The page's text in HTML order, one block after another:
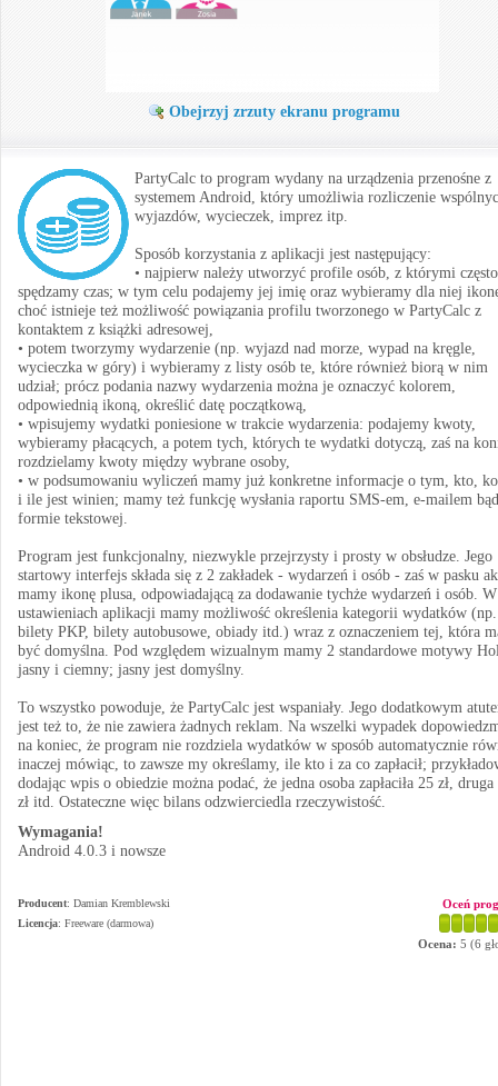
Obejrzyj zrzuty ekranu programu
PartyCalc to program wydany na urządzenia przenośne z
systemem Android, który umożliwia rozliczenie
wyjazdów, wycieczek, imprez itp.
Sposób korzystania z aplikacji jest następujący:
• najpierw należy utworzyć profile osób, z którymi często
spędzamy czas; w tym celu podajemy jej imię oraz wybieramy dla niej
choć istnieje też możliwość powiązania profilu tworzonego w PartyCalc z
kontaktem z książki adresowej,
• potem tworzymy wydarzenie (np. wyjazd nad morze, wypad na kręgle,
wycieczka w góry) i wybieramy z listy osób te, które również biorą w nim
udział; prócz podania nazwy wydarzenia można je oznaczyć kolorem,
odpowiednią ikoną, określić datę początkową,
• wpisujemy wydatki poniesione w trakcie wydarzenia: podajemy kwoty,
wybieramy płacących, a potem tych, których te wydatki dotyczą, zaś na
rozdzielamy kwoty między wybrane osoby,
• w podsumowaniu wyliczeń mamy już konkretne informacje o tym, kto,
i ile jest winien; mamy też funkcję wysłania raportu SMS-em, e-mailem
formie tekstowej.
Program jest funkcjonalny, niezwykle przejrzysty i prosty w obsłudze. Jego
startowy interfejs składa się z 2 zakładek - wydarzeń i osób - zaś w pasku
mamy ikonę plusa, odpowiadającą za dodawanie tychże wydarzeń i osób. W
ustawieniach aplikacji mamy możliwość określenia kategorii wydatków (np.
bilety PKP, bilety autobusowe, obiady itd.) wraz z oznaczeniem tej, która
być domyślna. Pod względem wizualnym mamy 2 standardowe motywy
jasny i ciemny; jasny jest domyślny.
To wszystko powoduje, że PartyCalc jest wspaniały. Jego dodatkowym
jest też to, że nie zawiera żadnych reklam. Na wszelki wypadek
na koniec, że program nie rozdziela wydatków w sposób automatycznie
inaczej mówiąc, to zawsze my określamy, ile kto i za co zapłacił;
dodając wpis o obiedzie można podać, że jedna osoba zapłaciła 25 zł, druga
zł itd. Ostateczne więc bilans odzwierciedla rzeczywistość.
Wymagania!
Android 4.0.3 i nowsze
Producent: Damian Kremblewski
Licencja: Freeware (darmowa)
Oceń
Ocena: 5 (6